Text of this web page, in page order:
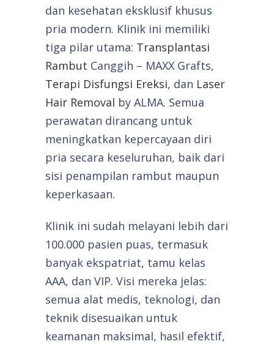
dan kesehatan eksklusif khusus
pria modern. Klinik ini memiliki
tiga pilar utama: Transplantasi
Rambut Canggih – MAXX Grafts,
Terapi Disfungsi Ereksi, dan Laser
Hair Removal by ALMA. Semua
perawatan dirancang untuk
meningkatkan kepercayaan diri
pria secara keseluruhan, baik dari
sisi penampilan rambut maupun
keperkasaan.
Klinik ini sudah melayani lebih dari
100.000 pasien puas, termasuk
banyak ekspatriat, tamu kelas
AAA, dan VIP. Visi mereka jelas:
semua alat medis, teknologi, dan
teknik disesuaikan untuk
keamanan maksimal, hasil efektif,